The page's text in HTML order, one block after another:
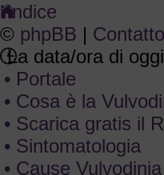
Indice
© phpBB | Contatto
La data/ora di
• Portale
• Cosa è la
• Scarica gratis il
• Sintomatologia
• Cause Vulvodinia